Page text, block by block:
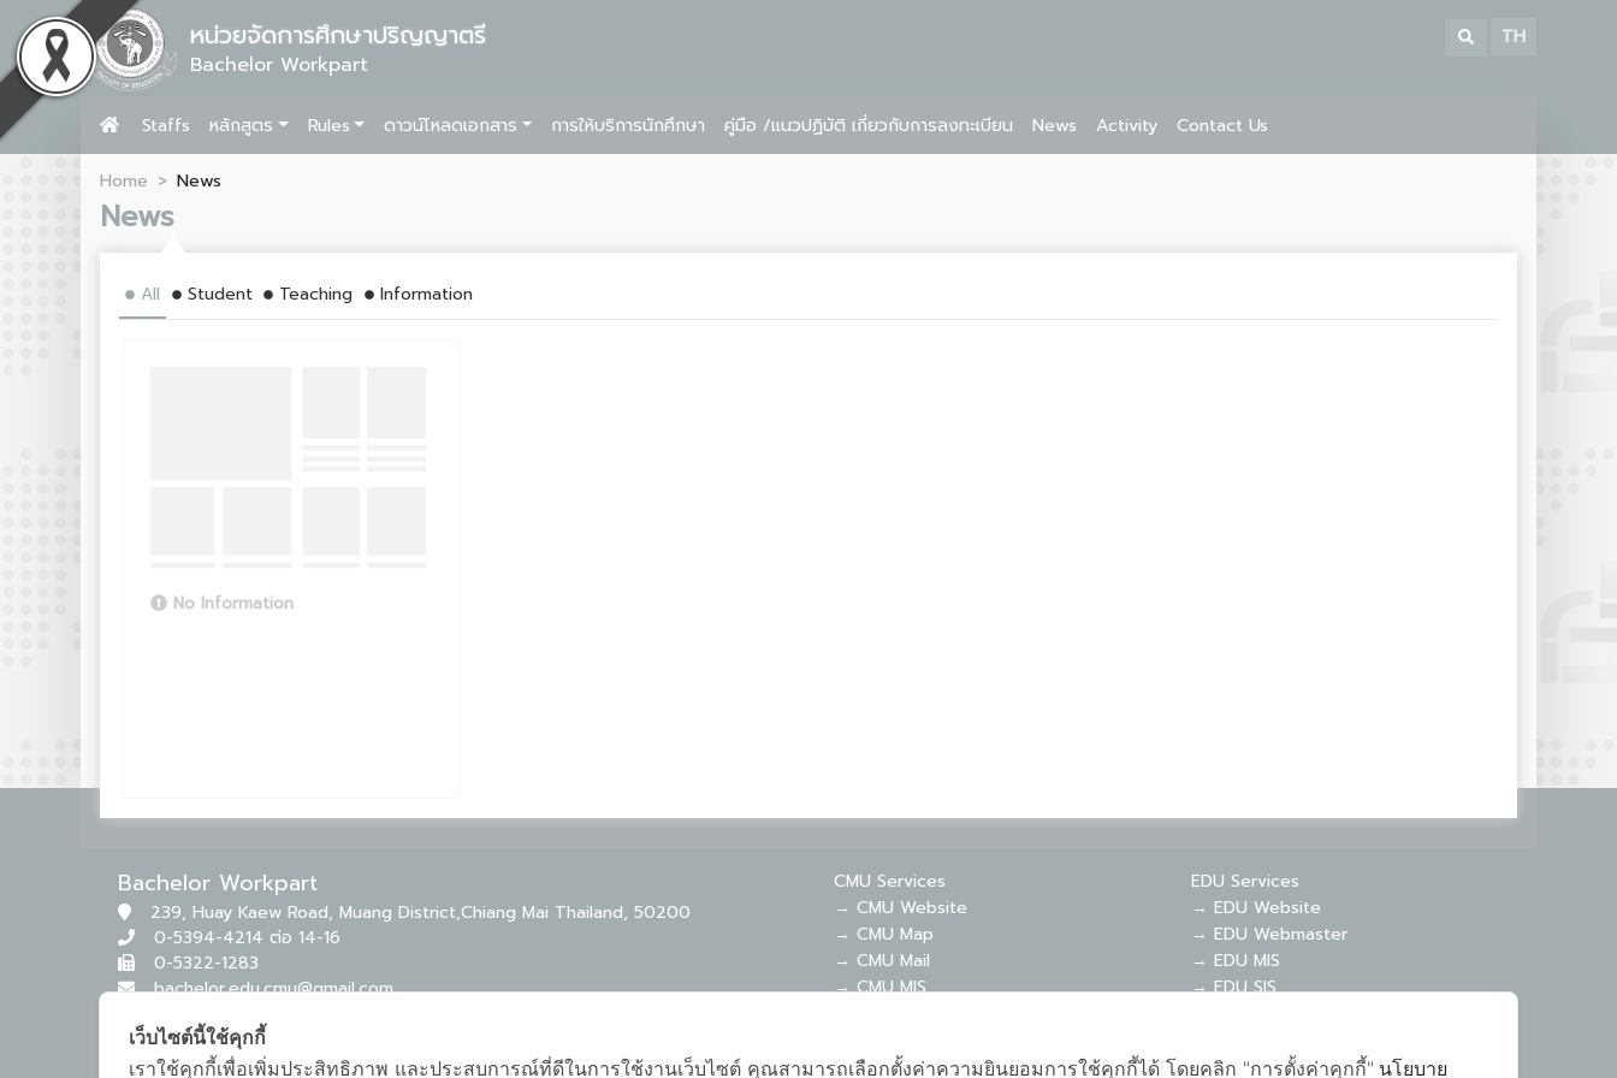
หน่วยจัดการศึกษาปริญญาตรี
Bachelor Workpart
TH
Staffs หลักสูตร Rules ดาวน์โหลดเอกสาร การให้บริการนักศึกษา คู่มือ /แนวปฏิบัติ เกี่ยวกับการลงทะเบียน News Activity Contact Us
Home News
News
All Student Teaching Information
No Information
Bachelor Workpart
239, Huay Kaew Road, Muang District,Chiang Mai Thailand, 50200
0-5394-4214 ต่อ 14-16
0-5322-1283
bachelor.edu.cmu@gmail.com
CMU Services
→ CMU Website
→ CMU Map
→ CMU Mail
→ CMU MIS
EDU Services
→ EDU Website
→ EDU Webmaster
→ EDU MIS
→ EDU SIS
เว็บไซต์นี้ใช้คุกกี้
เราใช้คุกกี้เพื่อเพิ่มประสิทธิภาพ และประสบการณ์ที่ดีในการใช้งานเว็บไซต์ คุณสามารถเลือกตั้งค่าความยินยอมการใช้คุกกี้ได้ โดยคลิก "การตั้งค่าคุกกี้" นโยบาย